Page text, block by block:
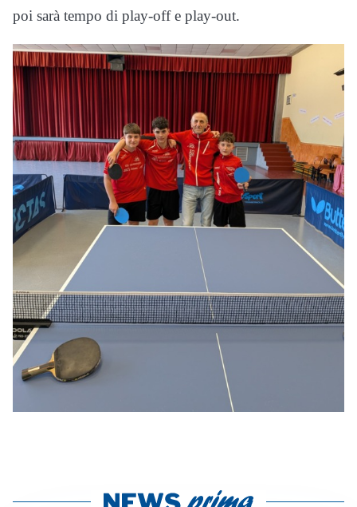
poi sarà tempo di play-off e play-out.